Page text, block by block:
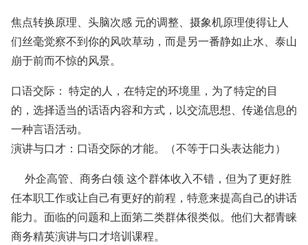
焦点转换原理、头脑次感 元的调整、摄象机原理使得让人
们丝毫觉察不到你的风吹草动，而是另一番静如止水、泰山
崩于前而不惊的风景。
口语交际： 特定的人，在特定的环境里，为了特定的目
的，选择适当的话语内容和方式，以交流思想、传递信息的
一种言语活动。
演讲与口才：口语交际的才能。（不等于口头表达能力）
外企高管、商务白领 这个群体收入不错，但为了更好胜
任本职工作或让自己有更好的前程，特意来提高自己的讲话
能力。面临的问题和上面第二类群体很类似。他们大都青睐
商务精英演讲与口才培训课程。